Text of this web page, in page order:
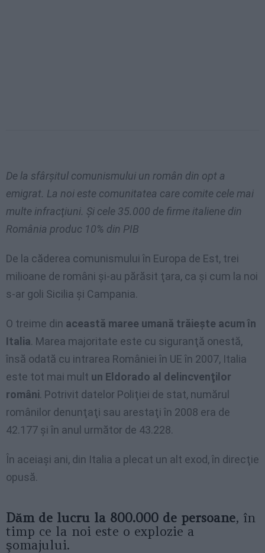
De la sfârşitul comunismului un român din opt a
emigrat. La noi este comunitatea care comite cele mai
multe infracţiuni. Şi cele 35.000 de firme italiene din
România produc 10% din PIB
De la căderea comunismului în Europa de Est, trei
milioane de români şi-au părăsit ţara, ca şi cum la noi
s-ar goli Sicilia şi Campania.
O treime din această maree umană trăieşte acum în
Italia. Marea majoritate este cu siguranţă onestă,
însă odată cu intrarea României în UE în 2007, Italia
este tot mai mult un Eldorado al delincvenţilor
români. Potrivit datelor Poliţiei de stat, numărul
românilor denunţaţi sau arestaţi în 2008 era de
42.177 şi în anul următor de 43.228.
În aceiaşi ani, din Italia a plecat un alt exod, în direcţie
opusă.
Dăm de lucru la 800.000 de persoane, în
timp ce la noi este o explozie a
şomajului.